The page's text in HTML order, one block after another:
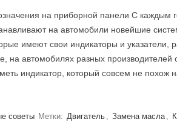
на приборной панели С каждым
на автомобили новейшие
имеют свои индикаторы и указатели,
на автомобилях разных
индикатор, который совсем не похож
советы Метки: Двигатель , Замена масла ,